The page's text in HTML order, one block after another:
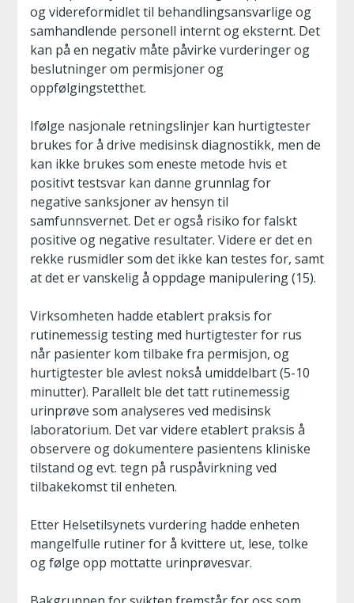
og videreformidlet til behandlingsansvarlige og
samhandlende personell internt og eksternt. Det
kan på en negativ måte påvirke vurderinger og
beslutninger om permisjoner og
oppfølgingstetthet.
Ifølge nasjonale retningslinjer kan hurtigtester
brukes for å drive medisinsk diagnostikk, men de
kan ikke brukes som eneste metode hvis et
positivt testsvar kan danne grunnlag for
negative sanksjoner av hensyn til
samfunnsvernet. Det er også risiko for falskt
positive og negative resultater. Videre er det en
rekke rusmidler som det ikke kan testes for, samt
at det er vanskelig å oppdage manipulering (15).
Virksomheten hadde etablert praksis for
rutinemessig testing med hurtigtester for rus
når pasienter kom tilbake fra permisjon, og
hurtigtester ble avlest nokså umiddelbart (5-10
minutter). Parallelt ble det tatt rutinemessig
urinprøve som analyseres ved medisinsk
laboratorium. Det var videre etablert praksis å
observere og dokumentere pasientens kliniske
tilstand og evt. tegn på ruspåvirkning ved
tilbakekomst til enheten.
Etter Helsetilsynets vurdering hadde enheten
mangelfulle rutiner for å kvittere ut, lese, tolke
og følge opp mottatte urinprøvesvar.